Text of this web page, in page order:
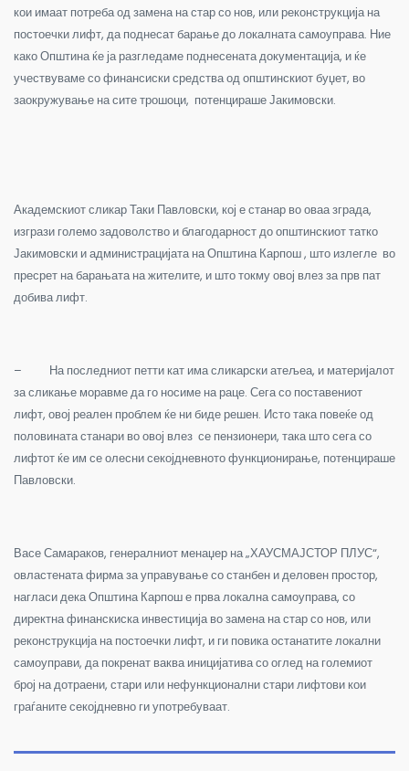
кои имаат потреба од замена на стар со нов, или реконструкција на
постоечки лифт, да поднесат барање до локалната самоуправа. Ние
како Општина ќе ја разгледаме поднесената документација, и ќе
учествуваме со финансиски средства од општинскиот буџет, во
заокружување на сите трошоци, потенцираше Јакимовски.
Академскиот сликар Таки Павловски, кој е станар во оваа зграда,
изгрази големо задоволство и благодарност до општинскиот татко
Јакимовски и администрацијата на Општина Карпош , што излегле во
пресрет на барањата на жителите, и што токму овој влез за прв пат
добива лифт.
– На последниот петти кат има сликарски атељеа, и материјалот
за сликање моравме да го носиме на раце. Сега со поставениот
лифт, овој реален проблем ќе ни биде решен. Исто така повеќе од
половината станари во овој влез се пензионери, така што сега со
лифтот ќе им се олесни секојдневното функционирање, потенцираше
Павловски.
Васе Самараков, генералниот менаџер на „ХАУСМАЈСТОР ПЛУС“,
овластената фирма за управување со станбен и деловен простор,
нагласи дека Општина Карпош е прва локална самоуправа, со
директна финанскиска инвестиција во замена на стар со нов, или
реконструкција на постоечки лифт, и ги повика останатите локални
самоуправи, да покренат ваква иницијатива со оглед на големиот
број на дотраени, стари или нефункционални стари лифтови кои
граѓаните секојдневно ги употребуваат.